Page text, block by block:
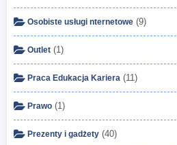
Osobiste usługi nternetowe (9)
Outlet (1)
Praca Edukacja Kariera (11)
Prawo (1)
Prezenty i gadżety (40)